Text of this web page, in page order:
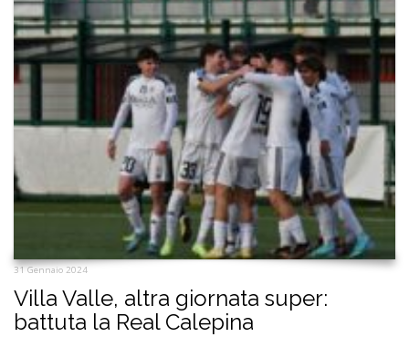
31 Gennaio 2024
Villa Valle, altra giornata super:
battuta la Real Calepina